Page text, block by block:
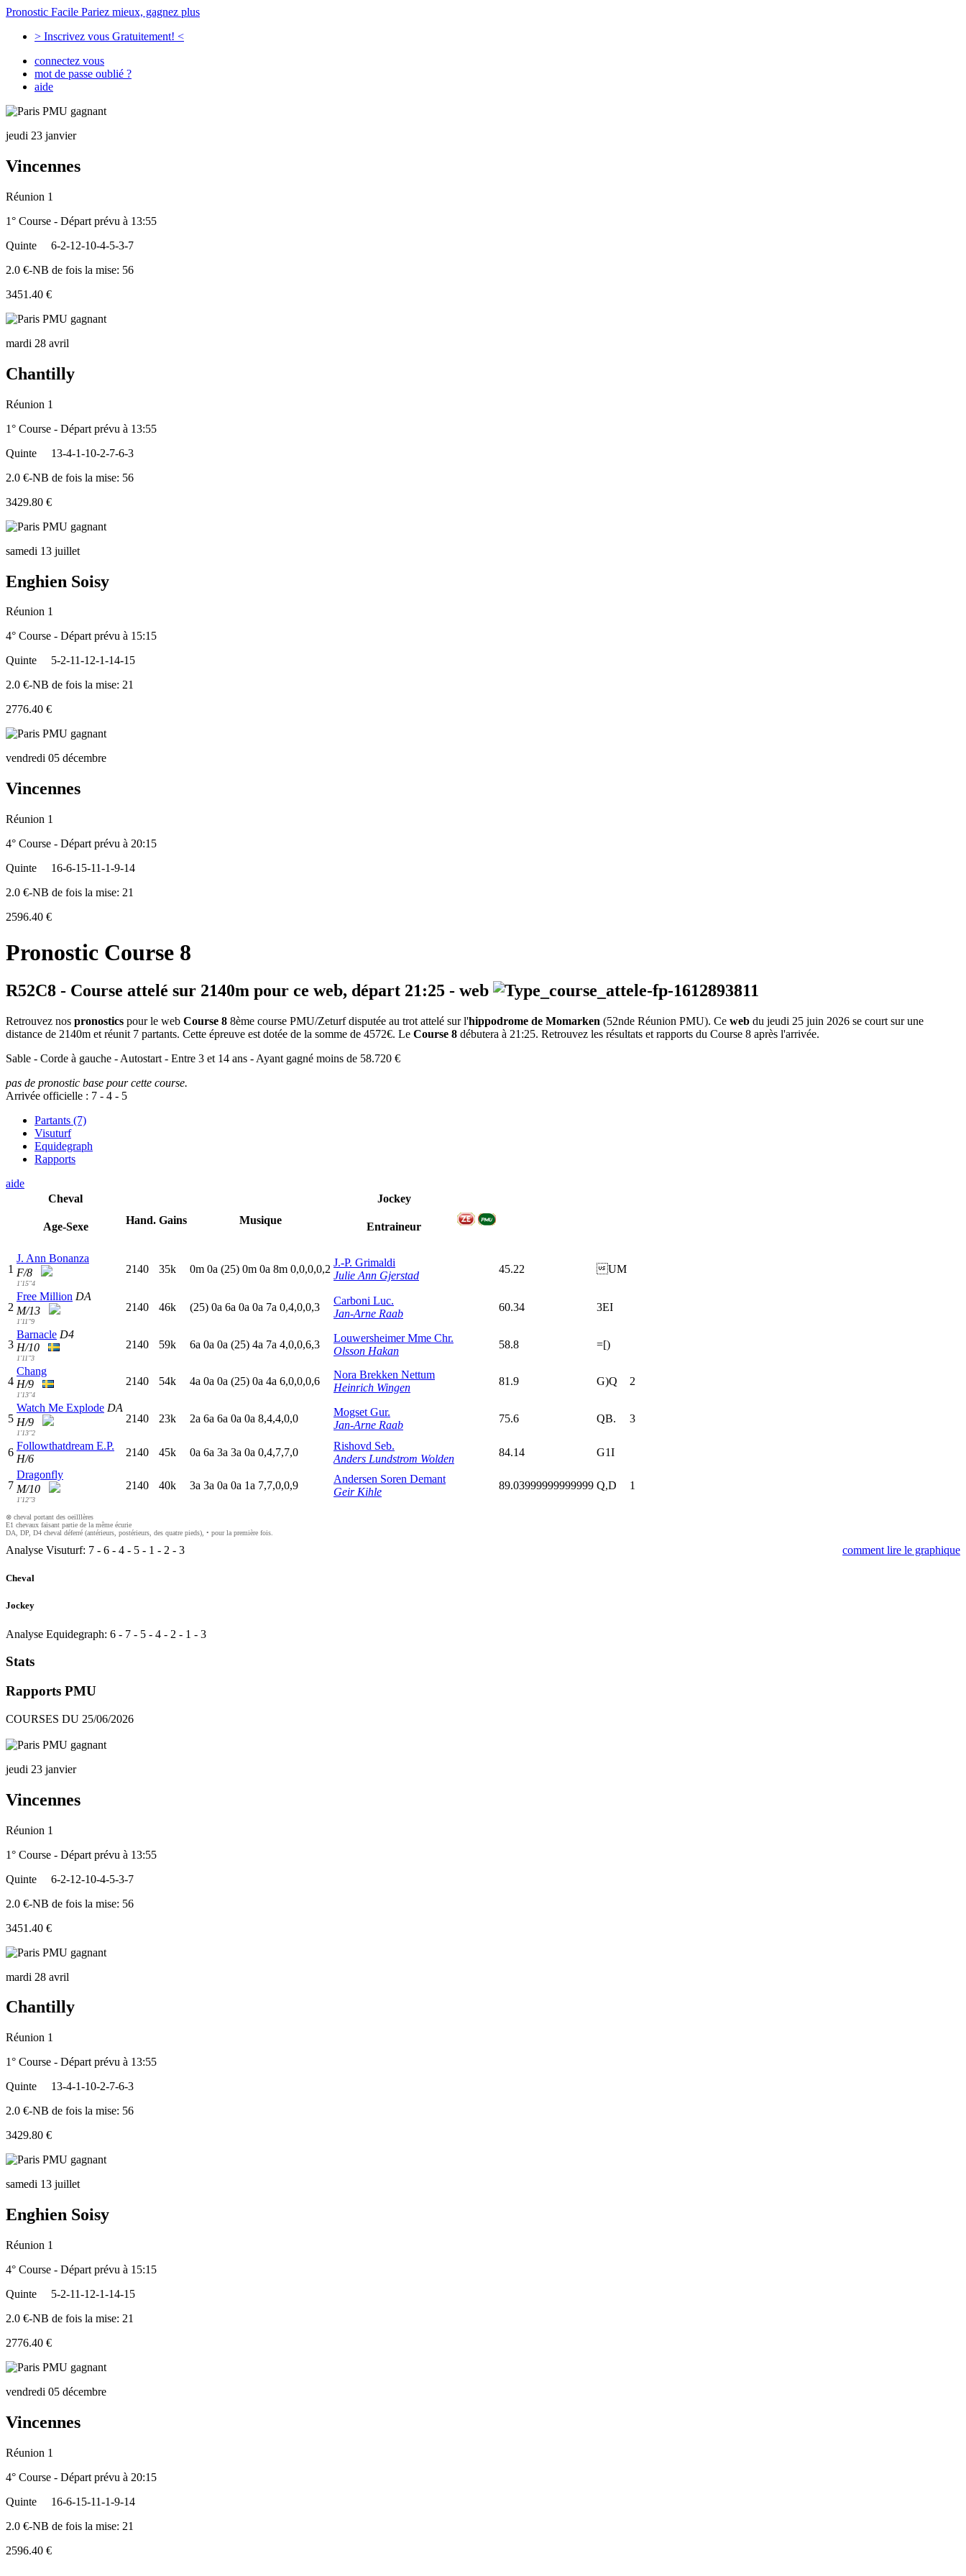
Pronostic Facile Pariez mieux, gagnez plus
> Inscrivez vous Gratuitement! <
connectez vous
mot de passe oublié ?
aide
jeudi 23 janvier
Vincennes
Réunion 1
1° Course - Départ prévu à 13:55
Quinte
6-2-12-10-4-5-3-7
2.0 €-NB de fois la mise: 56
3451.40 €
mardi 28 avril
Chantilly
Réunion 1
1° Course - Départ prévu à 13:55
Quinte
13-4-1-10-2-7-6-3
2.0 €-NB de fois la mise: 56
3429.80 €
samedi 13 juillet
Enghien Soisy
Réunion 1
4° Course - Départ prévu à 15:15
Quinte
5-2-11-12-1-14-15
2.0 €-NB de fois la mise: 21
2776.40 €
vendredi 05 décembre
Vincennes
Réunion 1
4° Course - Départ prévu à 20:15
Quinte
16-6-15-11-1-9-14
2.0 €-NB de fois la mise: 21
2596.40 €
Pronostic Course 8
R52C8 - Course attelé sur 2140m pour ce web, départ 21:25 - web
Retrouvez nos pronostics pour le web Course 8 8ème course PMU/Zeturf disputée au trot attelé sur l'hippodrome de Momarken (52nde Réunion PMU). Ce web du jeudi 25 juin 2026 se court sur une
distance de 2140m et réunit 7 partants. Cette épreuve est dotée de la somme de 4572€. Le Course 8 débutera à 21:25. Retrouvez les résultats et rapports du Course 8 après l'arrivée.
Sable - Corde à gauche - Autostart - Entre 3 et 14 ans - Ayant gagné moins de 58.720 €
pas de pronostic base pour cette course.
Arrivée officielle : 7 - 4 - 5
Partants (7)
Visuturf
Equidegraph
Rapports
aide
Cheval
Age-Sexe
Hand. Gains Musique
Jockey
Entraineur
1
J. Ann Bonanza
F/8
1'15"4
2140 35k 0m 0a (25) 0m 0a 8m 0,0,0,0,2
J.-P. Grimaldi
Julie Ann Gjerstad
45.22 UM
2
Free Million DA
M/13
1'11"9
2140 46k (25) 0a 6a 0a 0a 7a 0,4,0,0,3
Carboni Luc.
Jan-Arne Raab
60.34 3EI
3
Barnacle D4
H/10
1'11"3
2140 59k 6a 0a 0a (25) 4a 7a 4,0,0,6,3
Louwersheimer Mme Chr.
Olsson Hakan
58.8 =[)
4
Chang
H/9
1'13"4
2140 54k 4a 0a 0a (25) 0a 4a 6,0,0,0,6
Nora Brekken Nettum
Heinrich Wingen
81.9 G)Q 2
5
Watch Me Explode DA
H/9
1'13"2
2140 23k 2a 6a 6a 0a 0a 8,4,4,0,0
Mogset Gur.
Jan-Arne Raab
75.6 QB. 3
6
Followthatdream E.P.
H/6
2140 45k 0a 6a 3a 3a 0a 0,4,7,7,0
Rishovd Seb.
Anders Lundstrom Wolden
84.14 G1I
7
Dragonfly
M/10
1'12"3
2140 40k 3a 3a 0a 0a 1a 7,7,0,0,9
Andersen Soren Demant
Geir Kihle
89.03999999999999 Q,D 1
⊗ cheval portant des oeilllères
E1 chevaux faisant partie de la même écurie
DA, DP, D4 cheval déferré (antérieurs, postérieurs, des quatre pieds), • pour la première fois.
Analyse Visuturf: 7 - 6 - 4 - 5 - 1 - 2 - 3 comment lire le graphique
Cheval
Jockey
Analyse Equidegraph: 6 - 7 - 5 - 4 - 2 - 1 - 3
Stats
Rapports PMU
COURSES DU 25/06/2026
jeudi 23 janvier
Vincennes
Réunion 1
1° Course - Départ prévu à 13:55
Quinte
6-2-12-10-4-5-3-7
2.0 €-NB de fois la mise: 56
3451.40 €
mardi 28 avril
Chantilly
Réunion 1
1° Course - Départ prévu à 13:55
Quinte
13-4-1-10-2-7-6-3
2.0 €-NB de fois la mise: 56
3429.80 €
samedi 13 juillet
Enghien Soisy
Réunion 1
4° Course - Départ prévu à 15:15
Quinte
5-2-11-12-1-14-15
2.0 €-NB de fois la mise: 21
2776.40 €
vendredi 05 décembre
Vincennes
Réunion 1
4° Course - Départ prévu à 20:15
Quinte
16-6-15-11-1-9-14
2.0 €-NB de fois la mise: 21
2596.40 €